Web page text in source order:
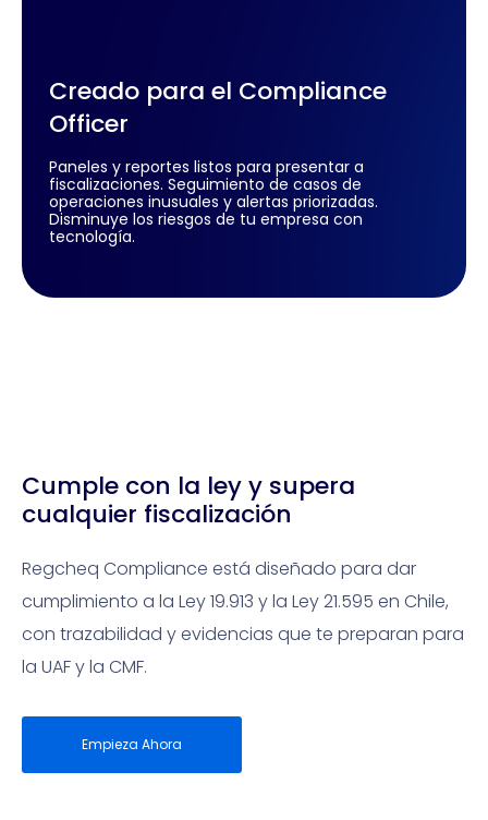
Creado para el Compliance
Officer
Paneles y reportes listos para presentar a
fiscalizaciones. Seguimiento de casos de
operaciones inusuales y alertas priorizadas.
Disminuye los riesgos de tu empresa con
tecnología.
Cumple con la ley y supera
cualquier fiscalización
Regcheq Compliance está diseñado para dar
cumplimiento a la Ley 19.913 y la Ley 21.595 en Chile,
con trazabilidad y evidencias que te preparan para
la UAF y la CMF.
Empieza Ahora